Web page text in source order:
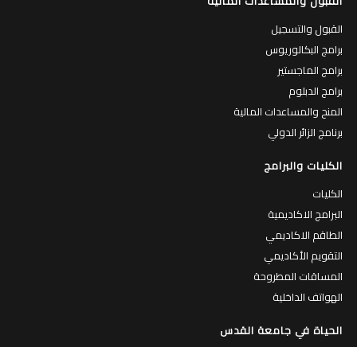
القبول والتسجيل
برامج البكالوريوس
برامج الماجستير
برامج الدبلوم
المنح والمساعدات المالية
برنامج الزائر الدولي
الكليات والبرامج
الكليات
البرامج الاكاديمية
الطاقم الاكاديمي
التقويم الأكاديمي
المساقات المطروحة
الهواتف الداخلية
الحياة في جامعة القدس